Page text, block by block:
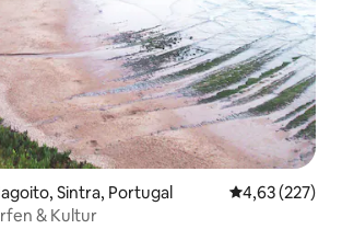
Sintra, Portugal
4,63 (227)
& Kultur